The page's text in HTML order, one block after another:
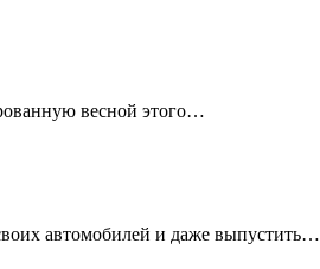
весной этого…
автомобилей и даже выпустить…